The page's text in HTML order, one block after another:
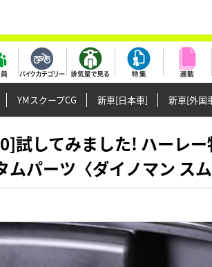
YMスクープCG 新車[日本車] 新車[外国
試してみました! ハーレ
パーツ〈ダイノマン スム